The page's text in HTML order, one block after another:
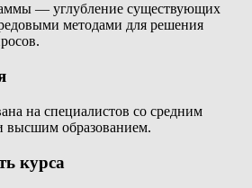
— углубление существующих
методами для решения
на специалистов со средним
высшим образованием.
курса